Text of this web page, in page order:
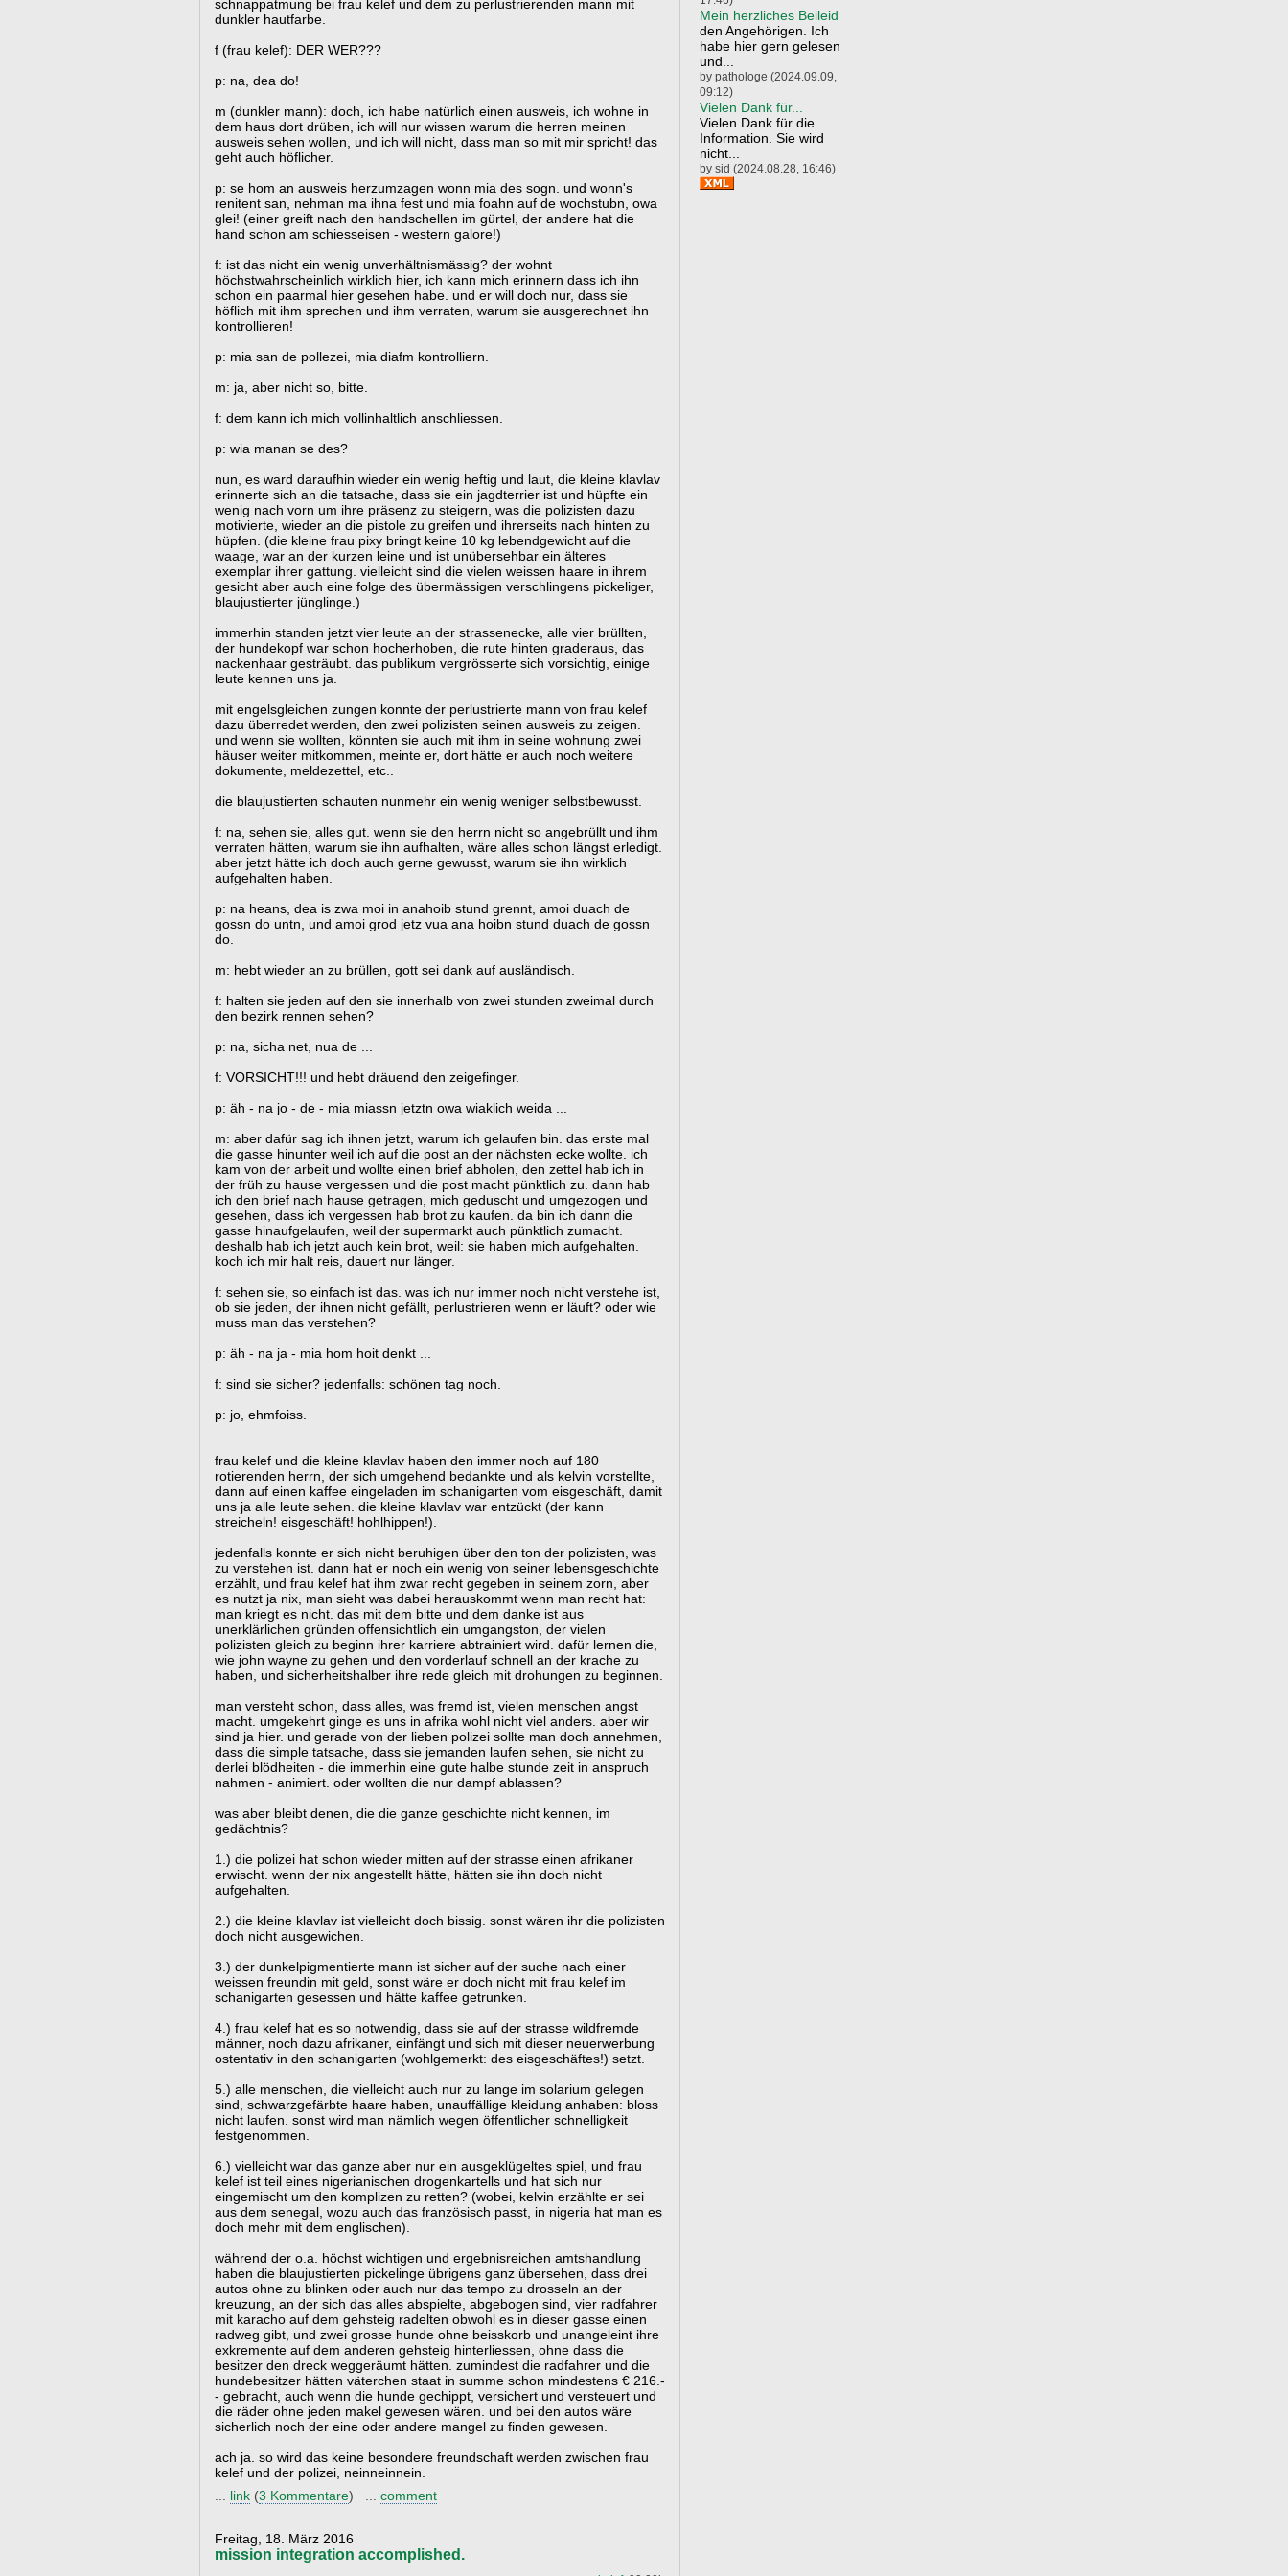
schnappatmung bei frau kelef und dem zu perlustrierenden mann mit
dunkler hautfarbe.
f (frau kelef): DER WER???
p: na, dea do!
m (dunkler mann): doch, ich habe natürlich einen ausweis, ich wohne in
dem haus dort drüben, ich will nur wissen warum die herren meinen
ausweis sehen wollen, und ich will nicht, dass man so mit mir spricht! das
geht auch höflicher.
p: se hom an ausweis herzumzagen wonn mia des sogn. und wonn's
renitent san, nehman ma ihna fest und mia foahn auf de wochstubn, owa
glei! (einer greift nach den handschellen im gürtel, der andere hat die
hand schon am schiesseisen - western galore!)
f: ist das nicht ein wenig unverhältnismässig? der wohnt
höchstwahrscheinlich wirklich hier, ich kann mich erinnern dass ich ihn
schon ein paarmal hier gesehen habe. und er will doch nur, dass sie
höflich mit ihm sprechen und ihm verraten, warum sie ausgerechnet ihn
kontrollieren!
p: mia san de pollezei, mia diafm kontrolliern.
m: ja, aber nicht so, bitte.
f: dem kann ich mich vollinhaltlich anschliessen.
p: wia manan se des?
nun, es ward daraufhin wieder ein wenig heftig und laut, die kleine klavlav
erinnerte sich an die tatsache, dass sie ein jagdterrier ist und hüpfte ein
wenig nach vorn um ihre präsenz zu steigern, was die polizisten dazu
motivierte, wieder an die pistole zu greifen und ihrerseits nach hinten zu
hüpfen. (die kleine frau pixy bringt keine 10 kg lebendgewicht auf die
waage, war an der kurzen leine und ist unübersehbar ein älteres
exemplar ihrer gattung. vielleicht sind die vielen weissen haare in ihrem
gesicht aber auch eine folge des übermässigen verschlingens pickeliger,
blaujustierter jünglinge.)
immerhin standen jetzt vier leute an der strassenecke, alle vier brüllten,
der hundekopf war schon hocherhoben, die rute hinten graderaus, das
nackenhaar gesträubt. das publikum vergrösserte sich vorsichtig, einige
leute kennen uns ja.
mit engelsgleichen zungen konnte der perlustrierte mann von frau kelef
dazu überredet werden, den zwei polizisten seinen ausweis zu zeigen.
und wenn sie wollten, könnten sie auch mit ihm in seine wohnung zwei
häuser weiter mitkommen, meinte er, dort hätte er auch noch weitere
dokumente, meldezettel, etc..
die blaujustierten schauten nunmehr ein wenig weniger selbstbewusst.
f: na, sehen sie, alles gut. wenn sie den herrn nicht so angebrüllt und ihm
verraten hätten, warum sie ihn aufhalten, wäre alles schon längst erledigt.
aber jetzt hätte ich doch auch gerne gewusst, warum sie ihn wirklich
aufgehalten haben.
p: na heans, dea is zwa moi in anahoib stund grennt, amoi duach de
gossn do untn, und amoi grod jetz vua ana hoibn stund duach de gossn
do.
m: hebt wieder an zu brüllen, gott sei dank auf ausländisch.
f: halten sie jeden auf den sie innerhalb von zwei stunden zweimal durch
den bezirk rennen sehen?
p: na, sicha net, nua de ...
f: VORSICHT!!! und hebt dräuend den zeigefinger.
p: äh - na jo - de - mia miassn jetztn owa wiaklich weida ...
m: aber dafür sag ich ihnen jetzt, warum ich gelaufen bin. das erste mal
die gasse hinunter weil ich auf die post an der nächsten ecke wollte. ich
kam von der arbeit und wollte einen brief abholen, den zettel hab ich in
der früh zu hause vergessen und die post macht pünktlich zu. dann hab
ich den brief nach hause getragen, mich geduscht und umgezogen und
gesehen, dass ich vergessen hab brot zu kaufen. da bin ich dann die
gasse hinaufgelaufen, weil der supermarkt auch pünktlich zumacht.
deshalb hab ich jetzt auch kein brot, weil: sie haben mich aufgehalten.
koch ich mir halt reis, dauert nur länger.
f: sehen sie, so einfach ist das. was ich nur immer noch nicht verstehe ist,
ob sie jeden, der ihnen nicht gefällt, perlustrieren wenn er läuft? oder wie
muss man das verstehen?
p: äh - na ja - mia hom hoit denkt ...
f: sind sie sicher? jedenfalls: schönen tag noch.
p: jo, ehmfoiss.
frau kelef und die kleine klavlav haben den immer noch auf 180
rotierenden herrn, der sich umgehend bedankte und als kelvin vorstellte,
dann auf einen kaffee eingeladen im schanigarten vom eisgeschäft, damit
uns ja alle leute sehen. die kleine klavlav war entzückt (der kann
streicheln! eisgeschäft! hohlhippen!).
jedenfalls konnte er sich nicht beruhigen über den ton der polizisten, was
zu verstehen ist. dann hat er noch ein wenig von seiner lebensgeschichte
erzählt, und frau kelef hat ihm zwar recht gegeben in seinem zorn, aber
es nutzt ja nix, man sieht was dabei herauskommt wenn man recht hat:
man kriegt es nicht. das mit dem bitte und dem danke ist aus
unerklärlichen gründen offensichtlich ein umgangston, der vielen
polizisten gleich zu beginn ihrer karriere abtrainiert wird. dafür lernen die,
wie john wayne zu gehen und den vorderlauf schnell an der krache zu
haben, und sicherheitshalber ihre rede gleich mit drohungen zu beginnen.
man versteht schon, dass alles, was fremd ist, vielen menschen angst
macht. umgekehrt ginge es uns in afrika wohl nicht viel anders. aber wir
sind ja hier. und gerade von der lieben polizei sollte man doch annehmen,
dass die simple tatsache, dass sie jemanden laufen sehen, sie nicht zu
derlei blödheiten - die immerhin eine gute halbe stunde zeit in anspruch
nahmen - animiert. oder wollten die nur dampf ablassen?
was aber bleibt denen, die die ganze geschichte nicht kennen, im
gedächtnis?
1.) die polizei hat schon wieder mitten auf der strasse einen afrikaner
erwischt. wenn der nix angestellt hätte, hätten sie ihn doch nicht
aufgehalten.
2.) die kleine klavlav ist vielleicht doch bissig. sonst wären ihr die polizisten
doch nicht ausgewichen.
3.) der dunkelpigmentierte mann ist sicher auf der suche nach einer
weissen freundin mit geld, sonst wäre er doch nicht mit frau kelef im
schanigarten gesessen und hätte kaffee getrunken.
4.) frau kelef hat es so notwendig, dass sie auf der strasse wildfremde
männer, noch dazu afrikaner, einfängt und sich mit dieser neuerwerbung
ostentativ in den schanigarten (wohlgemerkt: des eisgeschäftes!) setzt.
5.) alle menschen, die vielleicht auch nur zu lange im solarium gelegen
sind, schwarzgefärbte haare haben, unauffällige kleidung anhaben: bloss
nicht laufen. sonst wird man nämlich wegen öffentlicher schnelligkeit
festgenommen.
6.) vielleicht war das ganze aber nur ein ausgeklügeltes spiel, und frau
kelef ist teil eines nigerianischen drogenkartells und hat sich nur
eingemischt um den komplizen zu retten? (wobei, kelvin erzählte er sei
aus dem senegal, wozu auch das französisch passt, in nigeria hat man es
doch mehr mit dem englischen).
während der o.a. höchst wichtigen und ergebnisreichen amtshandlung
haben die blaujustierten pickelinge übrigens ganz übersehen, dass drei
autos ohne zu blinken oder auch nur das tempo zu drosseln an der
kreuzung, an der sich das alles abspielte, abgebogen sind, vier radfahrer
mit karacho auf dem gehsteig radelten obwohl es in dieser gasse einen
radweg gibt, und zwei grosse hunde ohne beisskorb und unangeleint ihre
exkremente auf dem anderen gehsteig hinterliessen, ohne dass die
besitzer den dreck weggeräumt hätten. zumindest die radfahrer und die
hundebesitzer hätten väterchen staat in summe schon mindestens € 216.-
- gebracht, auch wenn die hunde gechippt, versichert und versteuert und
die räder ohne jeden makel gewesen wären. und bei den autos wäre
sicherlich noch der eine oder andere mangel zu finden gewesen.
ach ja. so wird das keine besondere freundschaft werden zwischen frau
kelef und der polizei, neinneinnein.
link (3 Kommentare) ... comment
Freitag, 18. März 2016
mission integration accomplished.
Mein herzliches Beileid
den Angehörigen. Ich
habe hier gern gelesen
und...
by pathologe (2024.09.09,
09:12)
Vielen Dank für...
Vielen Dank für die
Information. Sie wird
nicht...
by sid (2024.08.28, 16:46)